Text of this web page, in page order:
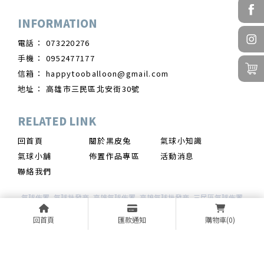
回首頁 匯款通知 購物車(0)
073220276
0952477177
happytooballoon@gmail.com
高雄市三民區北安街30號
回首頁 關於黑皮兔
氣球小知識
氣球小舖
佈置作品專區
活動消息
聯絡我們
氣球佈置 氣球批發商 高雄氣球佈置 高雄氣球批發商 三民區氣球佈置
揚京快客Copyright © 2026